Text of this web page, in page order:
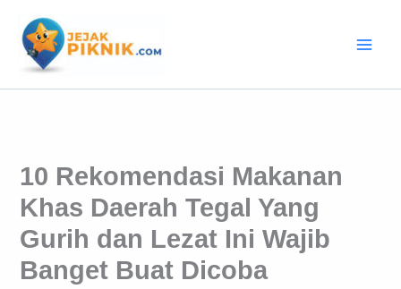
konten
10 Rekomendasi Makanan
Khas Daerah Tegal Yang
Gurih dan Lezat Ini Wajib
Banget Buat Dicoba